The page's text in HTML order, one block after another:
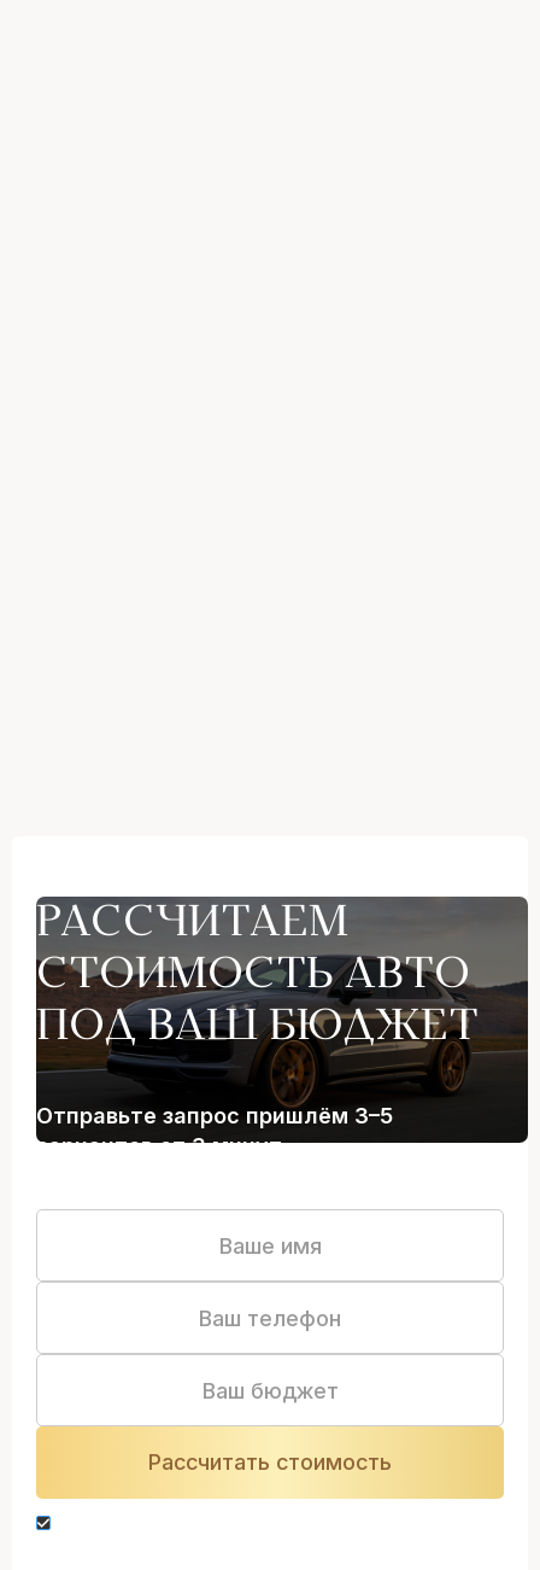
РАССЧИТАЕМ
СТОИМОСТЬ АВТО
ПОД ВАШ БЮДЖЕТ
Отправьте запрос пришлём 3–5
вариантов от 3 минут